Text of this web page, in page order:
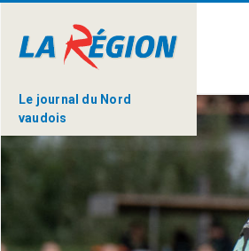
Le journal du Nord
vaudois